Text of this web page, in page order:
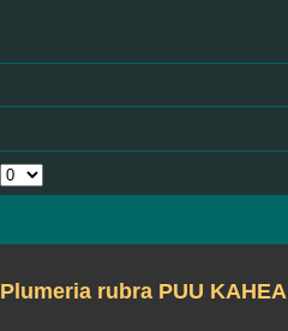
Plumeria rubra PUU KAHEA